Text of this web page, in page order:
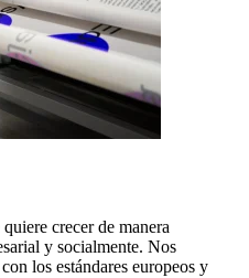
crecer de manera
y socialmente. Nos
los estándares europeos y